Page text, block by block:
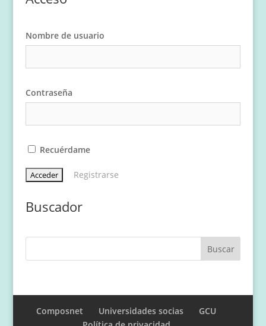
Nombre de usuario
Contraseña
Recuérdame
Registrarse
Buscador
Composnet Universidades socias
GCU